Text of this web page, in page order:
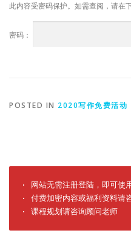
此内容受密码保护。如需查阅，请在
密码：
POSTED IN 2020写作免费活动
· 网站无需注册登陆，即可使
· 付费加密内容或福利资料请
· 课程规划请咨询顾问老师